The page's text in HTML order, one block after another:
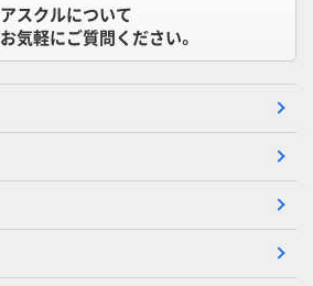
アスクルについて
お気軽にご質問ください。